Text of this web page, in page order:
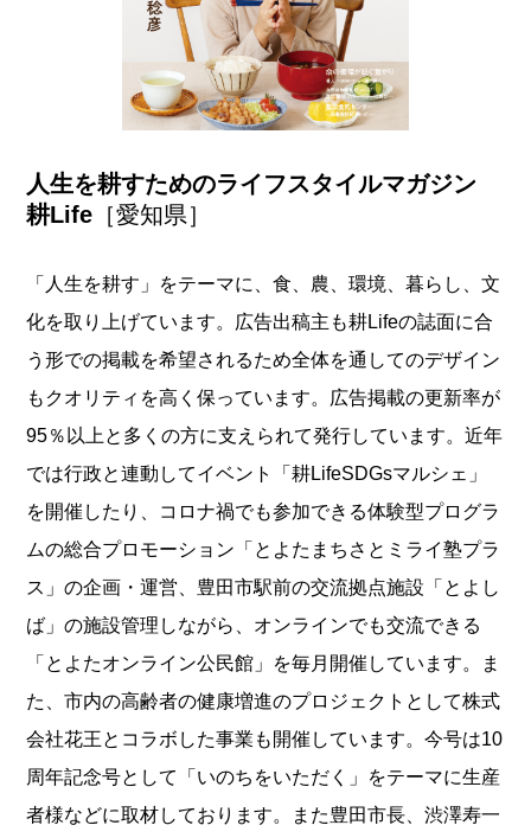
人生を耕すためのライフスタイルマガジン
耕Life ［愛知県］
「人生を耕す」をテーマに、食、農、環境、暮らし、文
化を取り上げています。広告出稿主も耕Lifeの誌面に合
う形での掲載を希望されるため全体を通してのデザイン
もクオリティを高く保っています。広告掲載の更新率が
95％以上と多くの方に支えられて発行しています。近年
では行政と連動してイベント「耕LifeSDGsマルシェ」
を開催したり、コロナ禍でも参加できる体験型プログラ
ムの総合プロモーション「とよたまちさとミライ塾プラ
ス」の企画・運営、豊田市駅前の交流拠点施設「とよし
ば」の施設管理しながら、オンラインでも交流できる
「とよたオンライン公民館」を毎月開催しています。ま
た、市内の高齢者の健康増進のプロジェクトとして株式
会社花王とコラボした事業も開催しています。今号は10
周年記念号として「いのちをいただく」をテーマに生産
者様などに取材しております。また豊田市長、渋澤寿一